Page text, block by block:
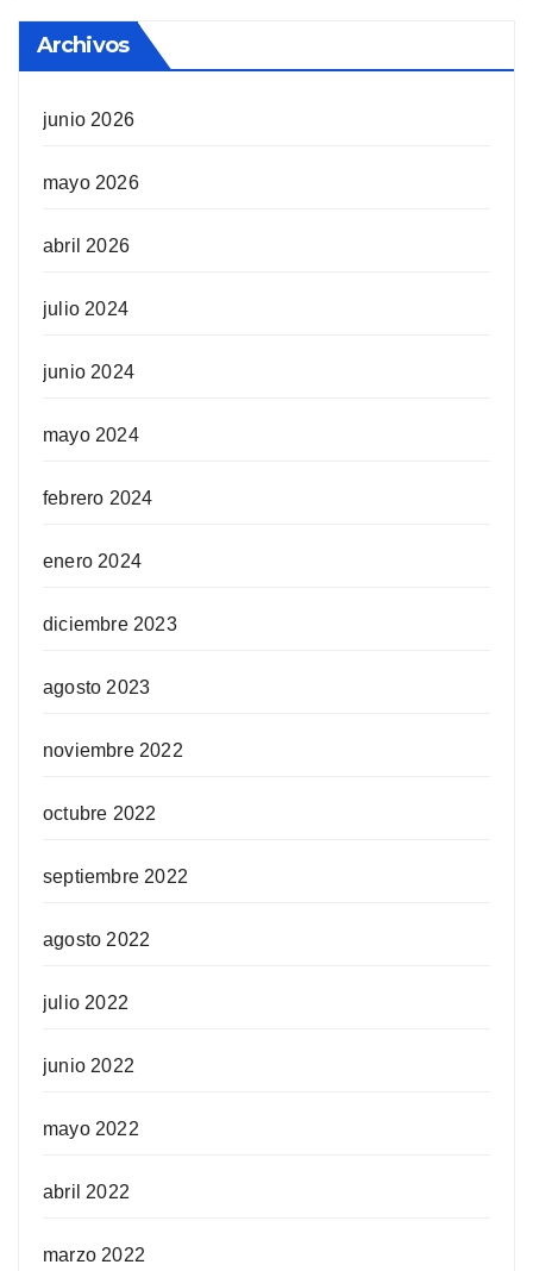
Archivos
junio 2026
mayo 2026
abril 2026
julio 2024
junio 2024
mayo 2024
febrero 2024
enero 2024
diciembre 2023
agosto 2023
noviembre 2022
octubre 2022
septiembre 2022
agosto 2022
julio 2022
junio 2022
mayo 2022
abril 2022
marzo 2022